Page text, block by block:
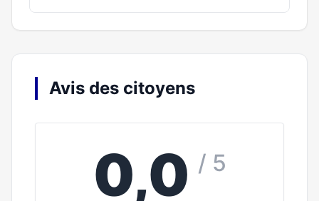
Avis des citoyens
0,0 / 5